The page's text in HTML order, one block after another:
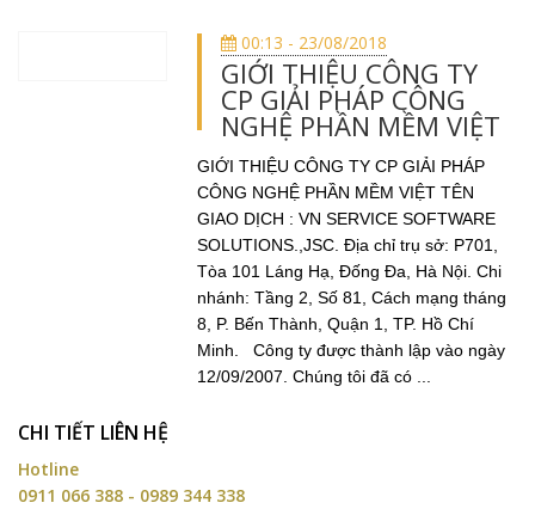
00:13 - 23/08/2018
GIỚI THIỆU CÔNG TY
CP GIẢI PHÁP CÔNG
NGHỆ PHẦN MỀM VIỆT
GIỚI THIỆU CÔNG TY CP GIẢI PHÁP
CÔNG NGHỆ PHẦN MỀM VIỆT TÊN
GIAO DỊCH : VN SERVICE SOFTWARE
SOLUTIONS.,JSC. Địa chỉ trụ sở: P701,
Tòa 101 Láng Hạ, Đống Đa, Hà Nội. Chi
nhánh: Tầng 2, Số 81, Cách mạng tháng
8, P. Bến Thành, Quận 1, TP. Hồ Chí
Minh. Công ty được thành lập vào ngày
12/09/2007. Chúng tôi đã có ...
CHI TIẾT LIÊN HỆ
Hotline
0911 066 388 - 0989 344 338